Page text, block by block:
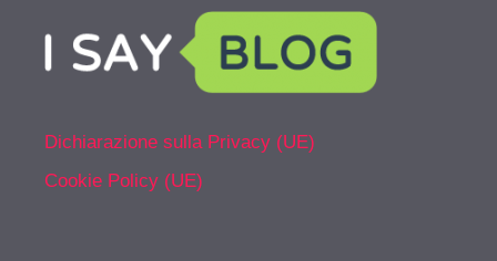
Dichiarazione sulla Privacy (UE)
Cookie Policy (UE)